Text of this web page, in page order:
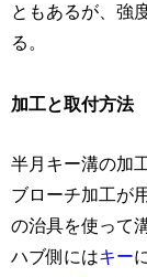
ともあるが、強
る。
加工と取付方法
半月キー溝の加
ブローチ加工が
の治具を使って
ハブ側にはキー